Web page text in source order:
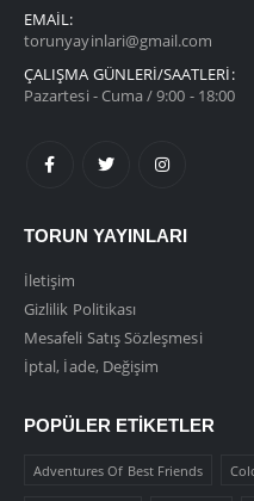
EMAIL:
torunyayinlari@gmail.com
ÇALIŞMA GÜNLERİ/SAATLERİ:
Pazartesi - Cuma / 9:00 - 18:00
TORUN YAYINLARI
İletişim
Gizlilik Politikası
Mesafeli Satış Sözleşmesi
İptal, İade, Değişim
POPÜLER ETIKETLER
Adventures Of Best Friends